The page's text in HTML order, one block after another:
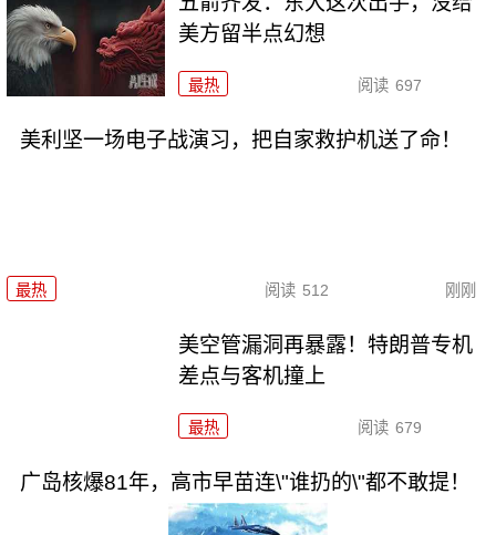
美方留半点幻想
最热 阅读 697
美利坚一场电子战演习，把自家救护机送了命！
最热 阅读 512 刚刚
美空管漏洞再暴露！特朗普专机
差点与客机撞上
最热 阅读 679
广岛核爆81年，高市早苗连\"谁扔的\"都不敢提！